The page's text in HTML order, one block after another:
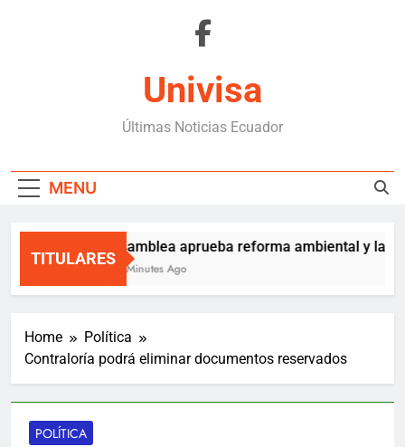
Univisa
Últimas Noticias Ecuador
MENU
TITULARES
Asamblea aprueba reforma ambiental y la
33 Minutes Ago
Home
Política
Contraloría podrá eliminar documentos reservados
POLÍTICA